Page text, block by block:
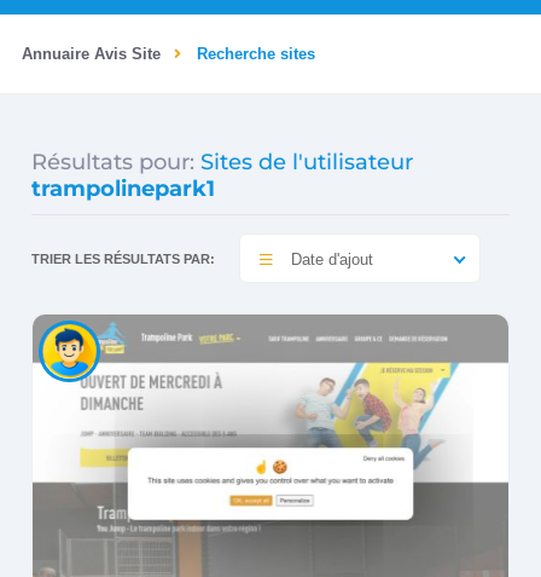
Annuaire Avis Site Recherche sites
Résultats pour: Sites de l'utilisateur
trampolinepark1
TRIER LES RÉSULTATS PAR: Date d'ajout